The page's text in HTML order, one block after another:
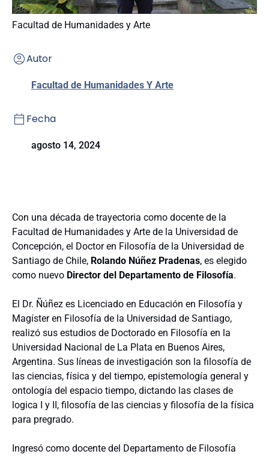
Facultad de Humanidades y Arte
Autor
Facultad de Humanidades Y Arte
Fecha
agosto 14, 2024
Con una década de trayectoria como docente de la
Facultad de Humanidades y Arte de la Universidad de
Concepción, el Doctor en Filosofía de la Universidad de
Santiago de Chile, Rolando Núñez Pradenas, es elegido
como nuevo Director del Departamento de Filosofía.
El Dr. Ñúñez es Licenciado en Educación en Filosofía y
Magíster en Filosofía de la Universidad de Santiago,
realizó sus estudios de Doctorado en Filosofía en la
Universidad Nacional de La Plata en Buenos Aires,
Argentina. Sus líneas de investigación son la filosofía de
las ciencias, física y del tiempo, epistemología general y
ontología del espacio tiempo, dictando las clases de
logica I y II, filosofía de las ciencias y filosofía de la física
para pregrado.
Ingresó como docente del Departamento de Filosofía